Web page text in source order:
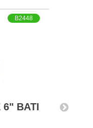
B2448
6" BATI